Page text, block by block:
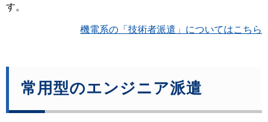
す。
機電系の「技術者派遣」についてはこちら
常用型のエンジニア派遣